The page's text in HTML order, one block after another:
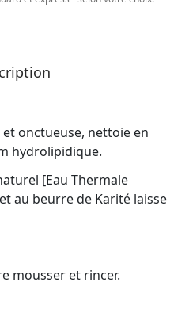
onctueuse, nettoie en
hydrolipidique.
[Eau Thermale
au beurre de Karité laisse
mousser et rincer.